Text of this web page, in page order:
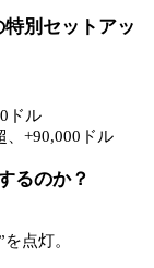
別セットアッ
ドル
、+90,000ドル
るのか？
点灯。